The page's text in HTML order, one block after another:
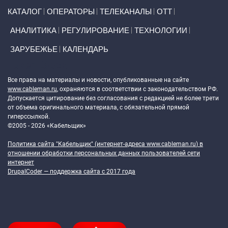
КАТАЛОГ ОПЕРАТОРЫ ТЕЛЕКАНАЛЫ ОТТ
АНАЛИТИКА РЕГУЛИРОВАНИЕ ТЕХНОЛОГИИ
ЗАРУБЕЖЬЕ КАЛЕНДАРЬ
Все права на материалы и новости, опубликованные на сайте
www.cableman.ru, охраняются в соответствии с законодательством РФ.
Допускается цитирование без согласования с редакцией не более трети
от объема оригинального материала, с обязательной прямой
гиперссылкой.
©2005 - 2026 «Кабельщик»
Политика сайта "Кабельщик" (интернет-адреса www.cableman.ru) в
отношении обработки персональных данных пользователей сети
интернет
DrupalCoder — поддержка сайта c 2017 года